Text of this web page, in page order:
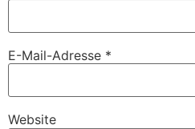
E-Mail-Adresse *
Website